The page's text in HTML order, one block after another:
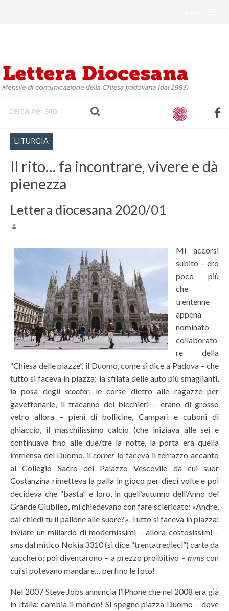
n
LITURGIA
Il rito… fa incontrare, vivere e dà
pienezza
Lettera diocesana 2020/01
Mi accorsi
subito – ero
poco più
che
trentenne
appena
nominato
collaborato
re della
“Chiesa delle piazze”, il Duomo, come si dice a Padova – che
tutto si faceva in piazza: la sfilata delle auto più smaglianti,
la posa degli scooter , le corse dietro alle ragazze per
gavettonarle, il tracanno dei bicchieri – erano di grosso
vetro allora – pieni di bollicine, Campari e cuboni di
ghiaccio, il maschilissimo calcio (che iniziava alle sei e
continuava fino alle due/tre la notte, la porta era quella
immensa del Duomo, ilcorner lo faceva il terrazzo accanto
al Collegio Sacro del Palazzo Vescovile da cui suor
Costanzina rimetteva la palla in gioco per dieci volte e poi
decideva che “basta” e loro, in quell’autunno dell’Anno del
Grande Giubileo, mi chiedevano con fare sclericato: «Andre,
dài chiedi tu il pallone alle suore?». Tutto si faceva in piazza:
inviare un miliardo di modernissimi – allora costosissimi –
smsdal mitico Nokia 3310 (si dice “trentatredieci”) carta da
zucchero; poi diventarono – a prezzo proibitivo – mmscon
cui si potevano mandare… perfino le foto!
Nel 2007 Steve Jobs annuncia l’IPhone che nel 2008 era già
in Italia: cambia il mondo! Si spegne piazza Duomo – dove